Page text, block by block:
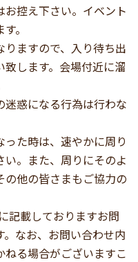
お控え下さい。イベント
。
りますので、入り待ち出
します。会場付近に溜
迷惑になる行為は行わな
った時は、速やかに周り
。また、周りにそのよ
の他の皆さまもご協力の
記載しておりますお問
なお、お問い合わせ内
る場合がございますこ